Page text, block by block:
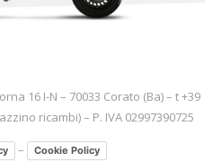
16 I-N – 70033 Corato (Ba) – t +39
ricambi) – P. IVA 02997390725
– Cookie Policy